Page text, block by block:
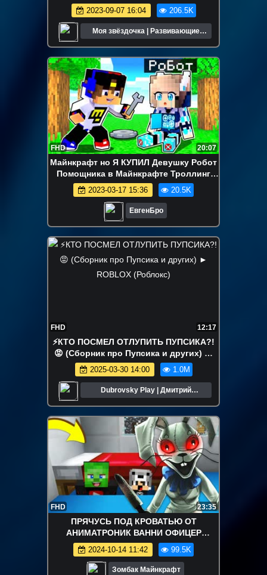
детей Корова Лошадь
2023-09-07 16:04 206.5K
Моя звёздочка | Развивающие
мультики для детей
FHD 20:07
Майнкрафт но Я КУПИЛ Девушку Робот
Помощника в Майнкрафте Троллинг
Ловушка Minecraft Евгенбро
2023-03-17 15:36 20.5K
ЕвгенБро
FHD 12:17
⚡️КТО ПОСМЕЛ ОТЛУПИТЬ ПУПСИКА?!
😡 (Сборник про Пупсика и других) ►
ROBLOX (Роблокс)
2025-03-30 14:00 1.0M
Dubrovsky Play | Дмитрий
FHD 23:35
ПРЯЧУСЬ ПОД КРОВАТЬЮ ОТ
АНИМАТРОНИК ВАННИ ОФИЦЕР
ВАНЕССА В МАЙНКРАФТ ФНАФ 9 FNAF9
2024-10-14 11:42 99.5K
Зомбак Майнкрафт